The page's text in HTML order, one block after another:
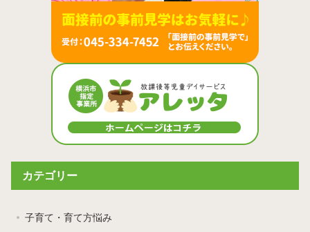
カテゴリー
子育て・育て方悩み